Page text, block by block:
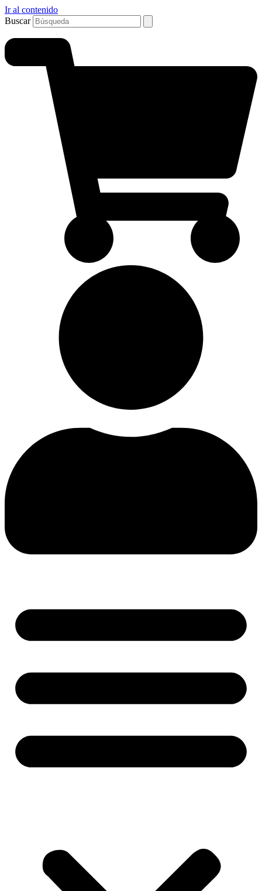
Ir al contenido
Buscar